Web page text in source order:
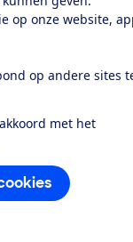
op onze website,
op andere sites
met het